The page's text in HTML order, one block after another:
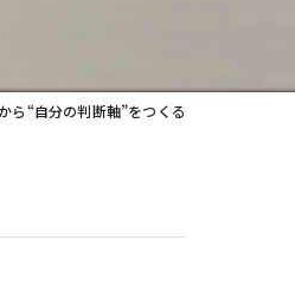
“自分の判断軸”をつくる